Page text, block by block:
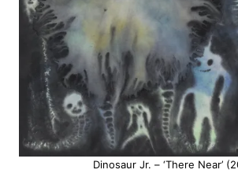
Dinosaur Jr. – ‘There Near’